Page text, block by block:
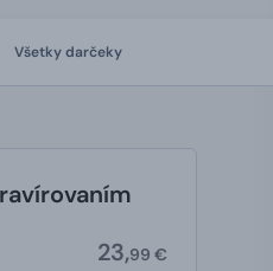
Všetky darčeky
23,99 €